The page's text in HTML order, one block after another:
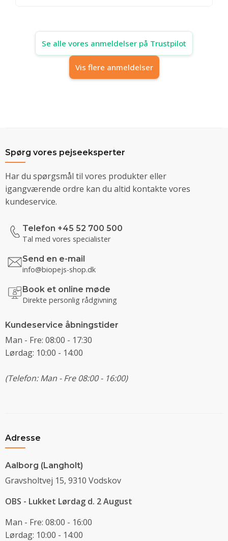
Se alle vores anmeldelser på Trustpilot
Vis flere anmeldelser
Spørg vores pejseeksperter
Har du spørgsmål til vores produkter eller
igangværende ordre kan du altid kontakte vores
kundeservice.
Telefon +45 52 700 500
Tal med vores specialister
Send en e-mail
info@biopejs-shop.dk
Book et online møde
Direkte personlig rådgivning
Kundeservice åbningstider
Man - Fre: 08:00 - 17:30
Lørdag: 10:00 - 14:00
(Telefon: Man - Fre 08:00 - 16:00)
Adresse
Aalborg (Langholt)
Gravsholtvej 15, 9310 Vodskov
OBS - Lukket Lørdag d. 2 August
Man - Fre: 08:00 - 16:00
Lørdag: 10:00 - 14:00